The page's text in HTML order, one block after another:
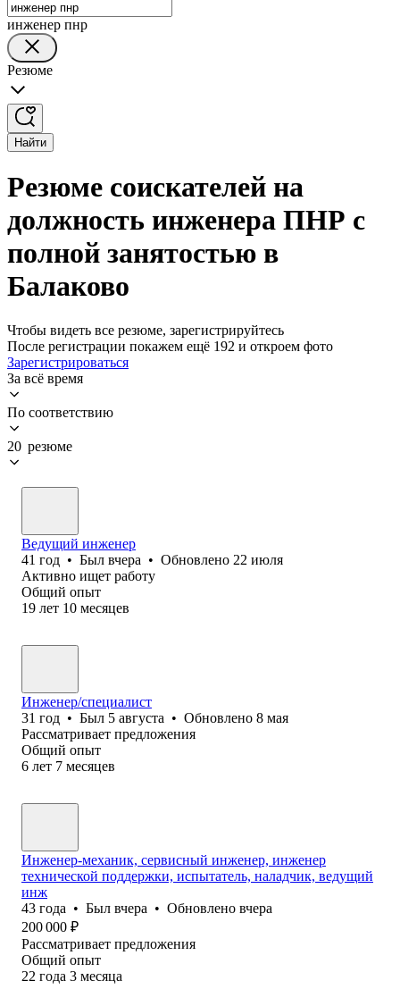
инженер пнр
Резюме
Найти
Резюме соискателей на
должность инженера ПНР с
полной занятостью в
Балаково
Чтобы видеть все резюме, зарегистрируйтесь
После регистрации покажем ещё 192 и откроем фото
Зарегистрироваться
За всё время
По соответствию
20 резюме
Ведущий инженер
41 год • Был вчера • Обновлено 22 июля
Активно ищет работу
Общий опыт
19 лет 10 месяцев
Инженер/специалист
31 год • Был 5 августа • Обновлено 8 мая
Рассматривает предложения
Общий опыт
6 лет 7 месяцев
Инженер-механик, сервисный инженер, инженер
технической поддержки, испытатель, наладчик, ведущий
инж
43 года • Был вчера • Обновлено вчера
200 000 ₽
Рассматривает предложения
Общий опыт
22 года 3 месяца